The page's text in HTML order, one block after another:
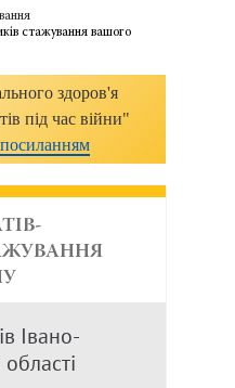
стажування вашого
здоров'я
під час війни"
посиланням
Івано-